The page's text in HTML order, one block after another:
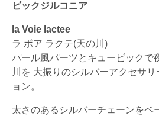
ビックジルコニア
la Voie lactee
ラ ボア ラクテ(天の川)
パール風パーツとキュービックで
川を 大振りのシルバーアクセサ
ョン。
太さのあるシルバーチェーンをベ